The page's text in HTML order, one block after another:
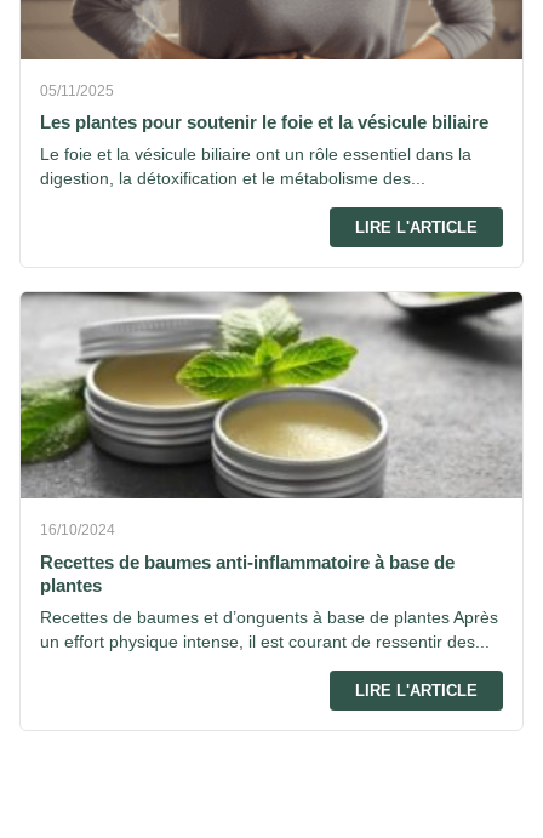
05/11/2025
Les plantes pour soutenir le foie et la vésicule biliaire
Le foie et la vésicule biliaire ont un rôle essentiel dans la
digestion, la détoxification et le métabolisme des...
LIRE L'ARTICLE
16/10/2024
Recettes de baumes anti-inflammatoire à base de
plantes
Recettes de baumes et d’onguents à base de plantes Après
un effort physique intense, il est courant de ressentir des...
LIRE L'ARTICLE